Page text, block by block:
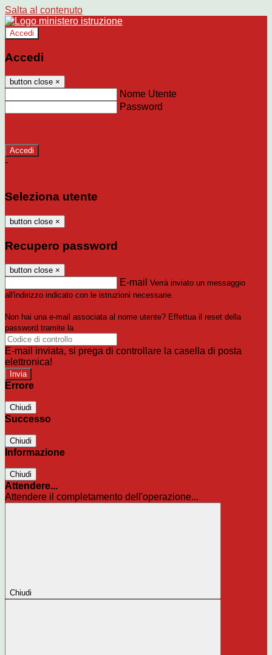
Salta al contenuto
Accedi
Accedi
button close ×
Nome Utente
Password
-
Seleziona utente
button close ×
Recupero password
button close ×
E-mail Verrà inviato un messaggio
all'indirizzo indicato con le istruzioni necessarie.
Non hai una e-mail associata al nome utente? Effettua il reset della
password tramite la
E-mail inviata, si prega di controllare la casella di posta
elettronica!
Errore
Chiudi
Successo
Chiudi
Informazione
Chiudi
Attendere...
Attendere il completamento dell'operazione...
Chiudi